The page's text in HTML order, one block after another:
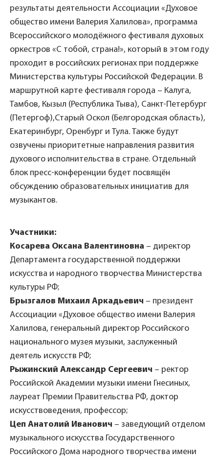
результаты деятельности Ассоциации «Духовое
общество имени Валерия Халилова», программа
Всероссийского молодёжного фестиваля духовых
оркестров «С тобой, страна!», который в этом году
проходит в российских регионах при поддержке
Министерства культуры Российской Федерации. В
маршрутной карте фестиваля города – Калуга,
Тамбов, Кызыл (Республика Тыва), Санкт-Петербург
(Петергоф),Старый Оскол (Белгородская область),
Екатеринбург, Оренбург и Тула. Также будут
озвучены приоритетные направления развития
духового исполнительства в стране. Отдельный
блок пресс-конференции будет посвящён
обсуждению образовательных инициатив для
музыкантов.
Участники:
Косарева Оксана Валентиновна – директор
Департамента государственной поддержки
искусства и народного творчества Министерства
культуры РФ;
Брызгалов Михаил Аркадьевич – президент
Ассоциации «Духовое общество имени Валерия
Халилова, генеральный директор Российского
национального музея музыки, заслуженный
деятель искусств РФ;
Рыжинский Александр Сергеевич – ректор
Российской Академии музыки имени Гнесиных,
лауреат Премии Правительства РФ, доктор
искусствоведения, профессор;
Цеп Анатолий Иванович – заведующий отделом
музыкального искусства Государственного
Российского Дома народного творчества имени